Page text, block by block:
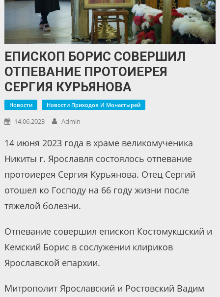
ЕПИСКОП БОРИС СОВЕРШИЛ
ОТПЕВАНИЕ ПРОТОИЕРЕЯ
СЕРГИЯ КУРЬЯНОВА
Новости Новости Приходов И Монастырей
14.06.2023 Admin
14 июня 2023 года в храме великомученика
Никиты г. Ярославля состоялось отпевание
протоиерея Сергия Курьянова. Отец Сергий
отошел ко Господу на 66 году жизни после
тяжелой болезни.
Отпевание совершил епископ Костомукшский и
Кемский Борис в сослужении клириков
Ярославской епархии.
Митрополит Ярославский и Ростовский Вадим